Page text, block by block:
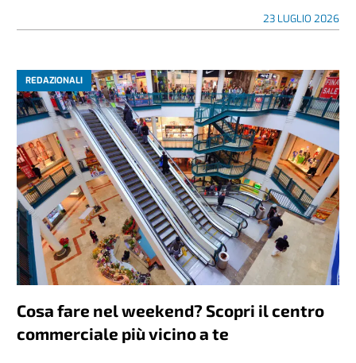
23 LUGLIO 2026
REDAZIONALI
Cosa fare nel weekend? Scopri il centro
commerciale più vicino a te